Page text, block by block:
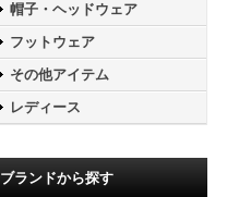
帽子・ヘッドウェア
フットウェア
その他アイテム
レディース
ブランドから探す